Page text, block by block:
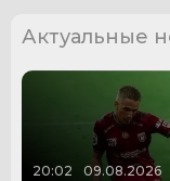
Актуальные
20:02 09.08.2026